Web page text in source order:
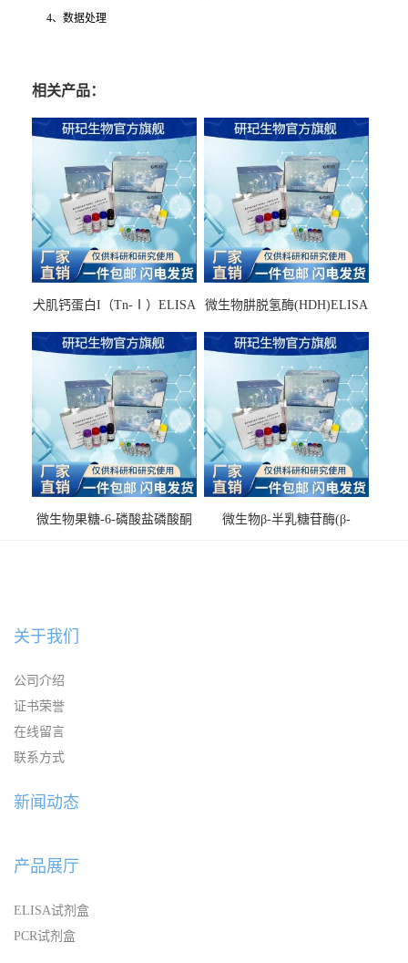
4、数据处理
相关产品：
犬肌钙蛋白I（Tn-Ⅰ）ELISA
微生物肼脱氢酶(HDH)ELISA
微生物果糖-6-磷酸盐磷酸酮
微生物β-半乳糖苷酶(β-
关于我们
公司介绍
证书荣誉
在线留言
联系方式
新闻动态
产品展厅
ELISA试剂盒
PCR试剂盒